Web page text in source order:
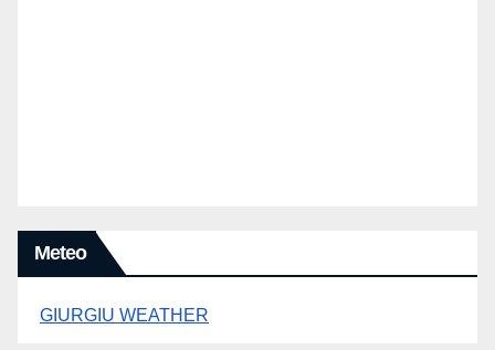
Meteo
GIURGIU WEATHER